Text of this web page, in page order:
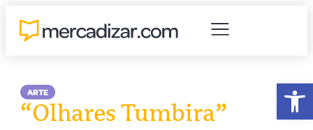
ARTE
“Olhares Tumbira”